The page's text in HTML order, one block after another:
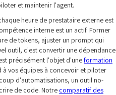
et maintenir l'agent.
heure de prestataire externe est
interne est un actif. Former
de tokens, ajuster un prompt qui
outil, c'est convertir une dépendance
précisément l'objet d'uneformation
à vos équipes à concevoir et piloter
d'automatisations, un outil no-
de code. Notre comparatif des